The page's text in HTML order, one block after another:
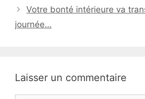
Votre bonté intérieure va
journée…
Laisser un commentaire